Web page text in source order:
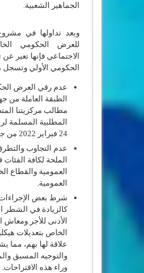
الجماهير الشعبية.
وبعد تداولها في
للعرض الحكومي
الاجتماعي فإنها تعبر
الحكومي الأولي وتسجل
عدم رقي العرض
الطبقة العاملة من
مطالب مركزيتنا
المطلبية المسلمة
24 فبراير 2022 من جهة أخرى.
عدم التجاوب
الملحة لكافة
العمومية والقطاع
العمومية.
شرط بعض
كالزيادة في الشطر
الأدنى للأجر
الخاص بتعديلات
علاقة لها بهم، مما
والتوجيه المسبق
وراء هذه الاقتراحات.